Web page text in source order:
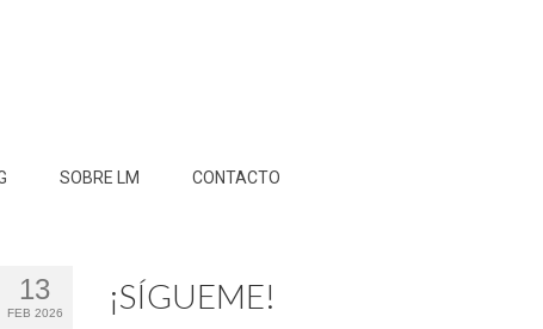
SOBRE LM CONTACTO
13
FEB 2026 ¡SÍGUEME!